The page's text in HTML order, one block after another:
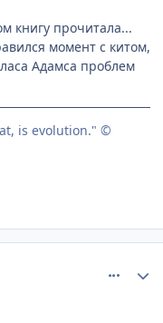
книгу прочитала...
момент с китом,
Адамса проблем
is evolution." ©